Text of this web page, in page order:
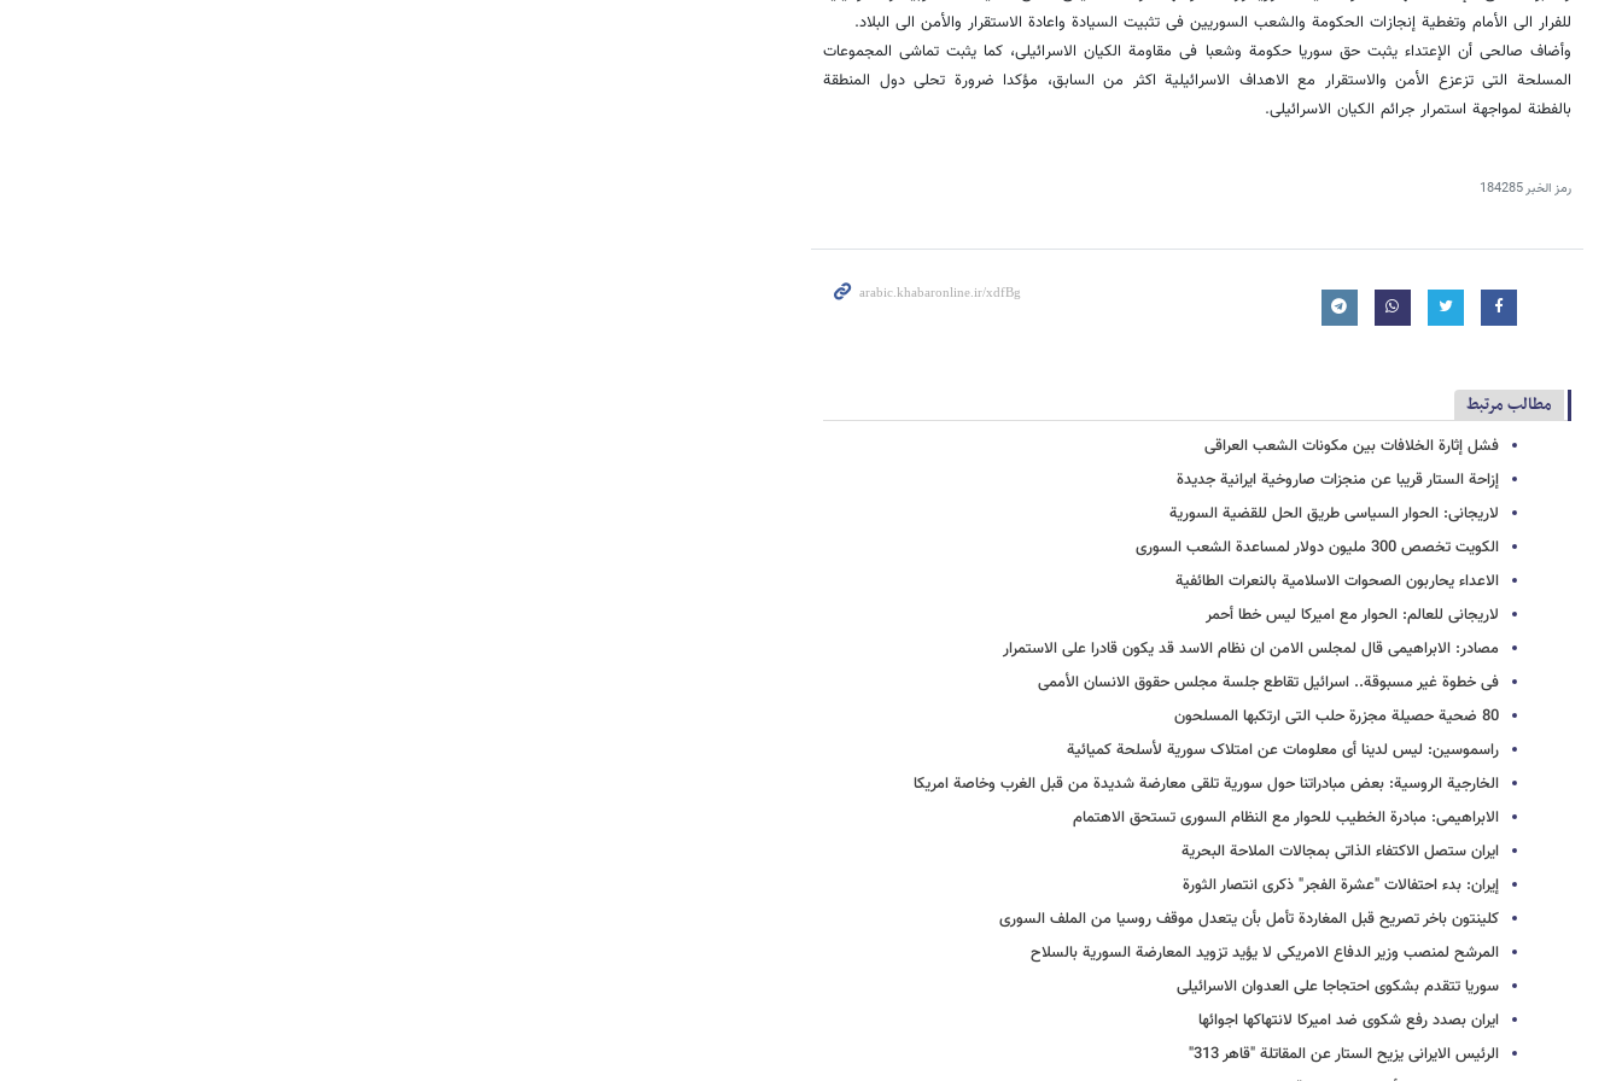
للفرار الى الأمام وتغطیة إنجازات الحکومة والشعب السوریین فی تثبیت السیادة واعادة الاستقرار والأمن الى البلاد.
وأضاف صالحی أن الإعتداء یثبت حق سوریا حکومة وشعبا فی مقاومة الکیان الاسرائیلی، کما یثبت تماشی المجموعات
المسلحة التی تزعزع الأمن والاستقرار مع الاهداف الاسرائیلیة اکثر من السابق، مؤکدا ضرورة تحلی دول المنطقة
بالفطنة لمواجهة استمرار جرائم الکیان الاسرائیلی.
رمز الخبر184285
مطالب مرتبط
فشل إثارة الخلافات بین مکونات الشعب العراقی
إزاحة الستار قریبا عن منجزات صاروخیة ایرانیة جدیدة
لاریجانی: الحوار السیاسی طریق الحل للقضیة السوریة
الکویت تخصص 300 ملیون دولار لمساعدة الشعب السوری
الاعداء یحاربون الصحوات الاسلامیة بالنعرات الطائفیة
لاریجانی للعالم: الحوار مع امیرکا لیس خطا أحمر
مصادر: الابراهیمی قال لمجلس الامن ان نظام الاسد قد یکون قادرا على الاستمرار
فی خطوة غیر مسبوقة.. اسرائیل تقاطع جلسة مجلس حقوق الانسان الأممی
80 ضحیة حصیلة مجزرة حلب التی ارتکبها المسلحون
راسموسین: لیس لدینا أی معلومات عن امتلاک سوریة لأسلحة کمیائیة
الخارجیة الروسیة: بعض مبادراتنا حول سوریة تلقى معارضة شدیدة من قبل الغرب وخاصة امریکا
الابراهیمی: مبادرة الخطیب للحوار مع النظام السوری تستحق الاهتمام
ایران ستصل الاکتفاء الذاتی بمجالات الملاحة البحریة
إیران: بدء احتفالات "عشرة الفجر" ذکرى انتصار الثورة
کلینتون باخر تصریح قبل المغاردة تأمل بأن یتعدل موقف روسیا من الملف السوری
المرشح لمنصب وزیر الدفاع الامریکی لا یؤید تزوید المعارضة السوریة بالسلاح
سوریا تتقدم بشکوى احتجاجا على العدوان الاسرائیلی
ایران بصدد رفع شکوى ضد امیرکا لانتهاکها اجوائها
الرئیس الایرانی یزیح الستار عن المقاتلة "قاهر 313"